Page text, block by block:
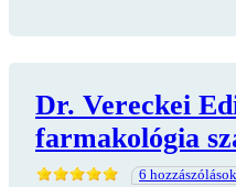
Dr. Vereckei
farmakológia
6 hozzászólások